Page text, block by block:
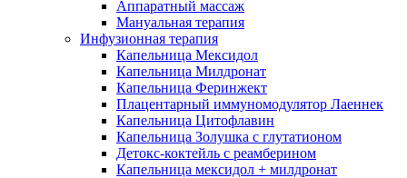
Аппаратный массаж
Мануальная терапия
Инфузионная терапия
Капельница Мексидол
Капельница Милдронат
Капельница Феринжект
Плацентарный иммуномодулятор Лаеннек
Капельница Цитофлавин
Капельница Золушка с глутатионом
Детокс-коктейль с реамберином
Капельница мексидол + милдронат